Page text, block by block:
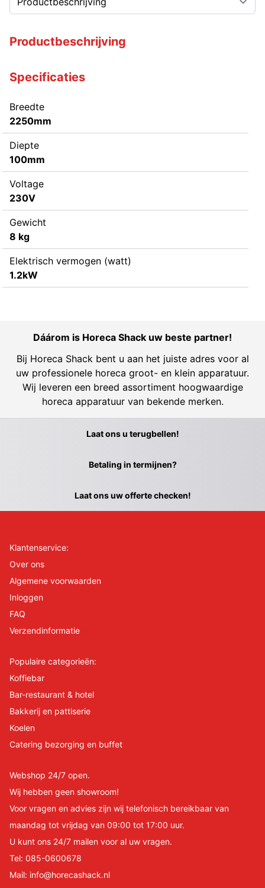
Productbeschrijving
Specificaties
Breedte
2250mm
Diepte
100mm
Voltage
230V
Gewicht
8 kg
Elektrisch vermogen (watt)
1.2kW
Dáárom is Horeca Shack uw beste partner!
Bij Horeca Shack bent u aan het juiste adres voor al
uw professionele horeca groot- en klein apparatuur.
Wij leveren een breed assortiment hoogwaardige
horeca apparatuur van bekende merken.
Laat ons u terugbellen!
Betaling in termijnen?
Laat ons uw offerte checken!
Klantenservice:
Over ons
Algemene voorwaarden
Inloggen
FAQ
Verzendinformatie
Populaire categorieën:
Koffiebar
Bar-restaurant & hotel
Bakkerij en pattiserie
Koelen
Catering bezorging en buffet
Webshop 24/7 open.
Wij hebben geen showroom!
Voor vragen en advies zijn wij telefonisch bereikbaar van
maandag tot vrijdag van 09:00 tot 17:00 uur.
U kunt ons 24/7 mailen voor al uw vragen.
Tel: 085-0600678
Mail: info@horecashack.nl